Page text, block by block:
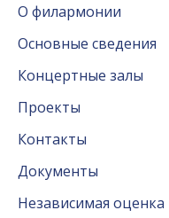
О филармонии
Основные сведения
Концертные залы
Проекты
Контакты
Документы
Независимая оценка